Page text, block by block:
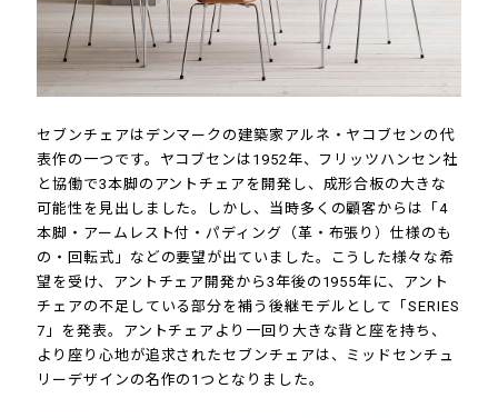
セブンチェアはデンマークの建築家アルネ・ヤコブセンの代
表作の一つです。ヤコブセンは1952年、フリッツハンセン社
と協働で3本脚のアントチェアを開発し、成形合板の大きな
可能性を見出しました。しかし、当時多くの顧客からは「4
本脚・アームレスト付・パディング（革・布張り）仕様のも
の・回転式」などの要望が出ていました。こうした様々な希
望を受け、アントチェア開発から3年後の1955年に、アント
チェアの不足している部分を補う後継モデルとして「SERIES
7」を発表。アントチェアより一回り大きな背と座を持ち、
より座り心地が追求されたセブンチェアは、ミッドセンチュ
リーデザインの名作の1つとなりました。